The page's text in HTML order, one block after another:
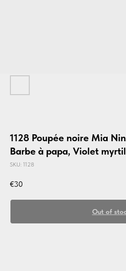
1128 Poupée noire Mia
Barbe à papa, Violet
SKU: 1128
€30
Out of